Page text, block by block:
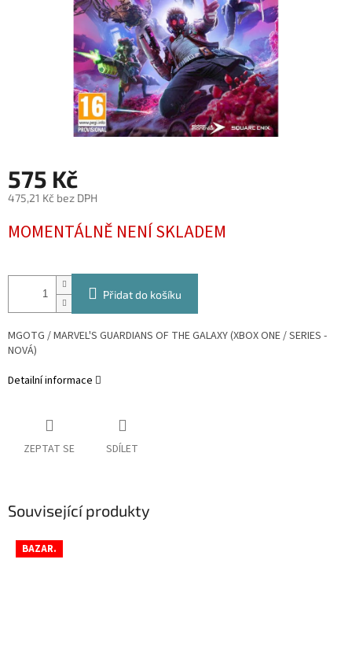
575 Kč
475,21 Kč bez DPH
cena:
MOMENTÁLNĚ NENÍ SKLADEM
Přidat do košíku
MGOTG / MARVEL'S GUARDIANS OF THE GALAXY (XBOX ONE/ SERIES -
NOVÁ)
Detailní informace
ZEPTAT SE SDÍLET
Související produkty
BAZAR.